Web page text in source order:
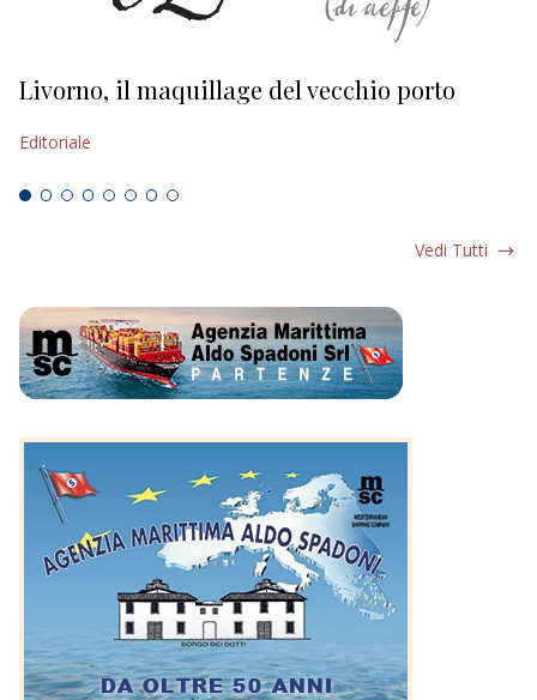
Livorno, il maquillage del vecchio porto
Editoriale
Vedi Tutti